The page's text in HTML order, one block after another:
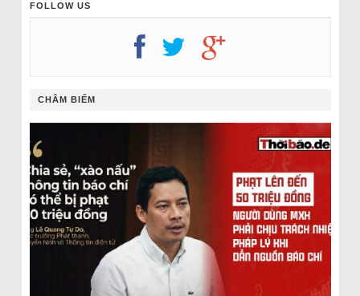
FOLLOW US
CHÂM BIẾM